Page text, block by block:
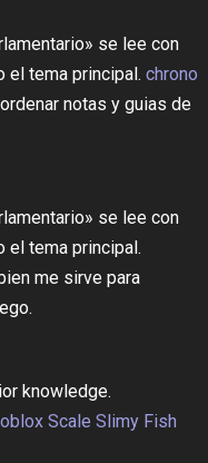
se lee con
el tema principal. chrono
notas y guias de
se lee con
el tema principal.
me sirve para
knowledge.
Scale Slimy Fish